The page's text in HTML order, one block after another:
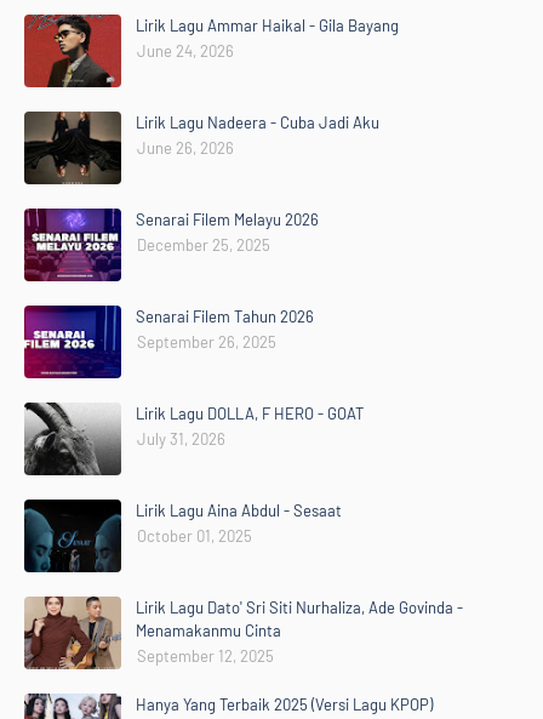
Lirik Lagu Ammar Haikal - Gila Bayang
June 24, 2026
Lirik Lagu Nadeera - Cuba Jadi Aku
June 26, 2026
Senarai Filem Melayu 2026
December 25, 2025
Senarai Filem Tahun 2026
September 26, 2025
Lirik Lagu DOLLA, F HERO - GOAT
July 31, 2026
Lirik Lagu Aina Abdul - Sesaat
October 01, 2025
Lirik Lagu Dato' Sri Siti Nurhaliza, Ade Govinda -
Menamakanmu Cinta
September 12, 2025
Hanya Yang Terbaik 2025 (Versi Lagu KPOP)